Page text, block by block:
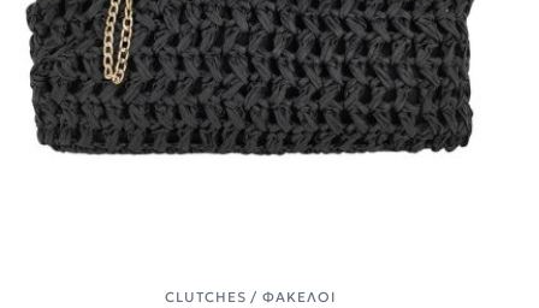
CLUTCHES / ΦΆΚΕΛΟΙ